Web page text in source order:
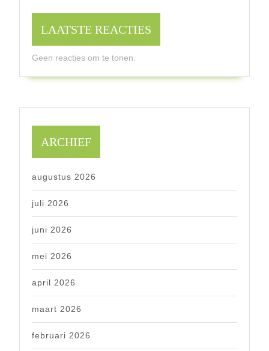
LAATSTE REACTIES
Geen reacties om te tonen.
ARCHIEF
augustus 2026
juli 2026
juni 2026
mei 2026
april 2026
maart 2026
februari 2026